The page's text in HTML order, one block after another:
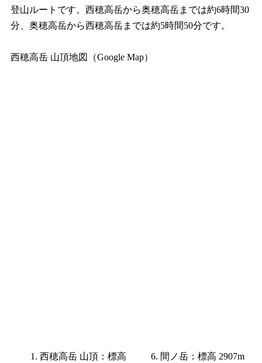
登山ルートです。西穂高岳から奥穂高岳までは約6時間30
分、奥穂高岳から西穂高岳までは約5時間50分です。
西穂高岳 山頂地図（Google Map）
西穂高岳 山頂：標高
間ノ岳：標高 2907m